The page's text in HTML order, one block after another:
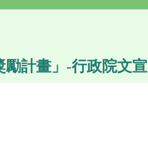
勵計畫」-行政院文宣